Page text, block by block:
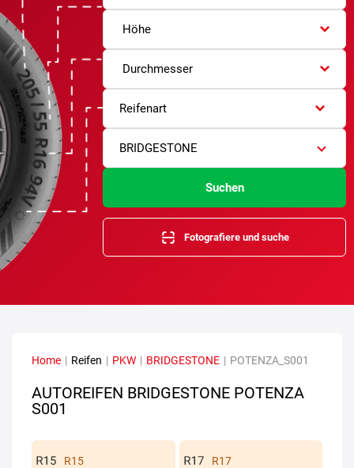
Höhe
Durchmesser
Reifenart
BRIDGESTONE
Suchen
Fotografiere und suche
Home | Reifen | PKW | BRIDGESTONE | POTENZA_S001
AUTOREIFEN BRIDGESTONE POTENZA
S001
R15 R17